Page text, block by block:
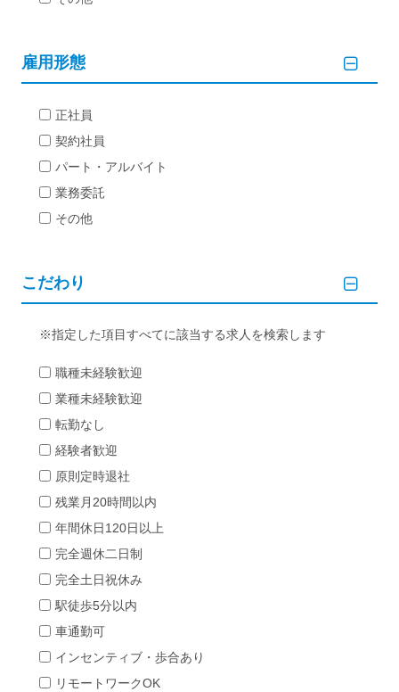
雇用形態
正社員
契約社員
パート・アルバイト
業務委託
その他
こだわり
指定した項目すべてに該当する求人を検索します
職種未経験歓迎
業種未経験歓迎
転勤なし
経験者歓迎
原則定時退社
残業月20時間以内
年間休日120日以上
完全週休二日制
完全土日祝休み
駅徒歩5分以内
車通勤可
インセンティブ・歩合あり
リモートワークOK